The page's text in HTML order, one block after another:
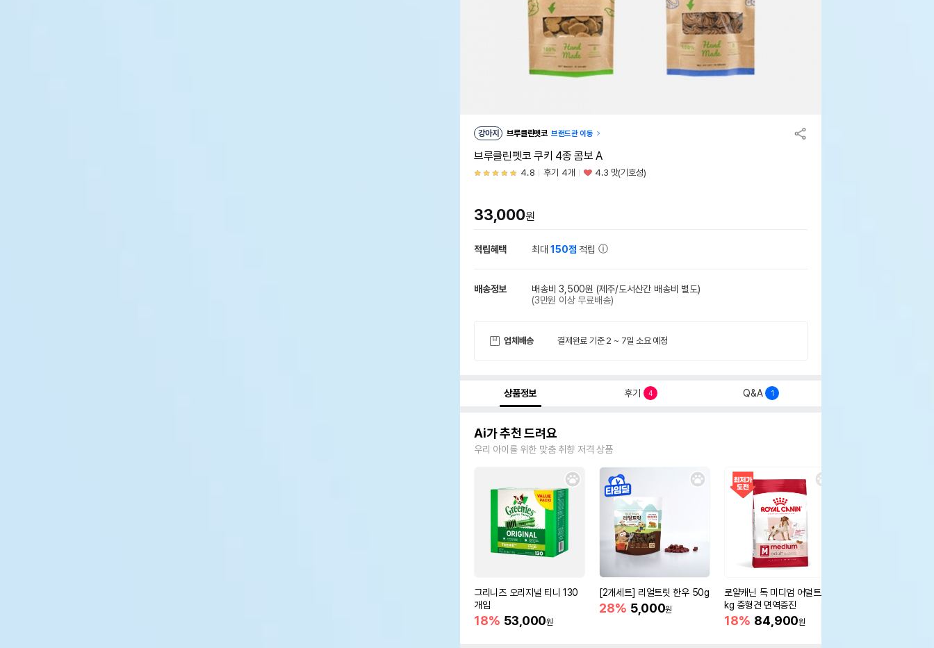
강아지 브루클린펫코 브랜드관 이동
브루클린펫코 쿠키 4종 콤보 A
4.8 후기 4개 4.3 맛(기호성)
33,000원
적립혜택 최대150점 적립
배송정보 배송비 3,500원 (제주/도서산간 배송비 별도)
(3만원 이상 무료배송)
업체배송 결제완료 기준 2 ~ 7일 소요 예정
상품정보 후기 4 Q&A 1
Ai가 추천 드려요
우리 아이를 위한 맞춤 취향 저격 상품
그리니즈 오리지널 티니 130
개입
18% 53,000원
[2개세트] 리얼트릿 한우 50g
28% 5,000원
로얄캐닌 독 미디엄 어덜트 10
kg 중형견 면역증진
18% 84,900원